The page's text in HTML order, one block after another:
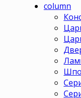
column